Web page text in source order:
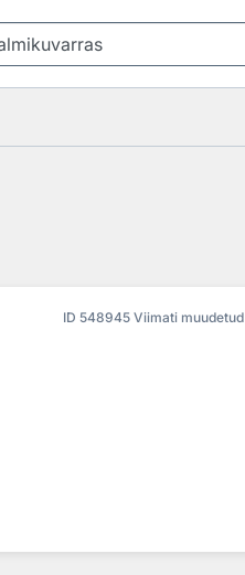
ID 548945 Viimati muudetud